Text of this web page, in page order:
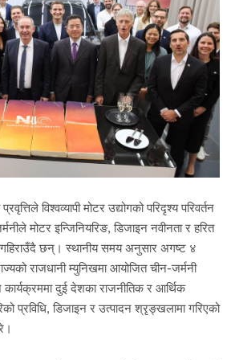
विश्वव्यापी मोटर उद्योगको परिदृश्य परिवर्तन
मोटर इन्जिनियरिङ, डिजाइन नवीनता र हरित
गहिराउँदै छन्। स्थानीय समय अनुसार अगष्ट ४
राजधानी म्युनिखमा आयोजित चीन-जर्मनी
कार्यक्रममा दुई देशका राजनीतिक र आर्थिक
प्रविधि, डिजाइन र उत्पादन श्रृङ्खलामा गरिएको